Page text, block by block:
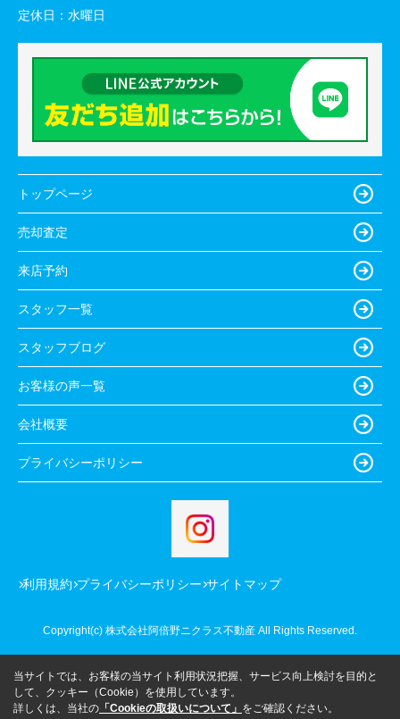
定休日： 水曜日
トップページ
売却査定
来店予約
スタッフ一覧
スタッフブログ
お客様の声一覧
会社概要
プライバシーポリシー
利用規約 プライバシーポリシー サイトマップ
Copyright(c) 株式会社阿倍野ニクラス不動産 All Rights Reserved.
当サイトでは、お客様の当サイト利用状況把握、サービス向上検討を目的と
して、クッキー（Cookie）を使用しています。
詳しくは、当社の 「Cookieの取扱いについて」 をご確認ください。